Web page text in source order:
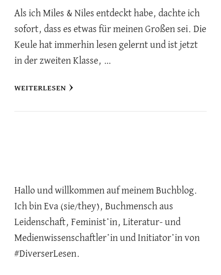
Als ich Miles & Niles entdeckt habe, dachte ich
sofort, dass es etwas für meinen Großen sei. Die
Keule hat immerhin lesen gelernt und ist jetzt
in der zweiten Klasse, …
WEITERLESEN
Hallo und willkommen auf meinem Buchblog.
Ich bin Eva (sie/they), Buchmensch aus
Leidenschaft, Feminist*in, Literatur- und
Medienwissenschaftler*in und Initiator*in von
#DiverserLesen.